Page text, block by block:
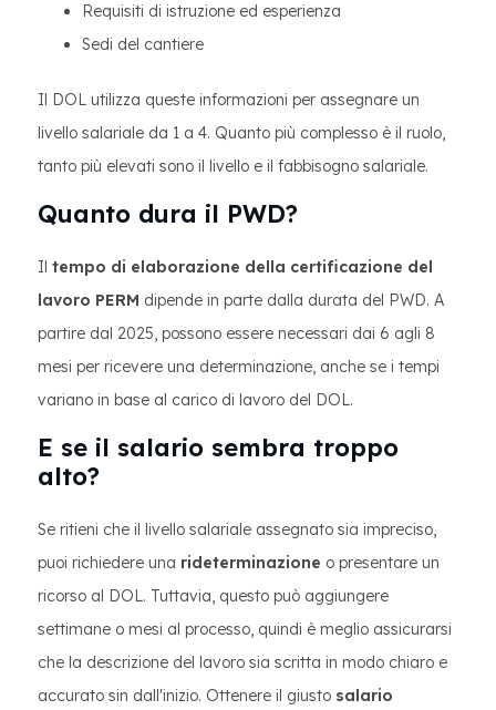
Requisiti di istruzione ed esperienza
Sedi del cantiere
Il DOL utilizza queste informazioni per assegnare un
livello salariale da 1 a 4. Quanto più complesso è il ruolo,
tanto più elevati sono il livello e il fabbisogno salariale.
Quanto dura il PWD?
Il tempo di elaborazione della certificazione del
lavoro PERM dipende in parte dalla durata del PWD. A
partire dal 2025, possono essere necessari dai 6 agli 8
mesi per ricevere una determinazione, anche se i tempi
variano in base al carico di lavoro del DOL.
E se il salario sembra troppo
alto?
Se ritieni che il livello salariale assegnato sia impreciso,
puoi richiedere una rideterminazione o presentare un
ricorso al DOL. Tuttavia, questo può aggiungere
settimane o mesi al processo, quindi è meglio assicurarsi
che la descrizione del lavoro sia scritta in modo chiaro e
accurato sin dall'inizio. Ottenere il giusto salario